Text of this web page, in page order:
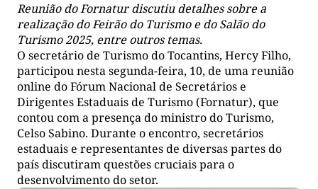
Reunião do Fornatur discutiu detalhes sobre a
realização do Feirão do Turismo e do Salão do
Turismo 2025, entre outros temas.
O secretário de Turismo do Tocantins, Hercy Filho,
participou nesta segunda-feira, 10, de uma reunião
online do Fórum Nacional de Secretários e
Dirigentes Estaduais de Turismo (Fornatur), que
contou com a presença do ministro do Turismo,
Celso Sabino. Durante o encontro, secretários
estaduais e representantes de diversas partes do
país discutiram questões cruciais para o
desenvolvimento do setor.